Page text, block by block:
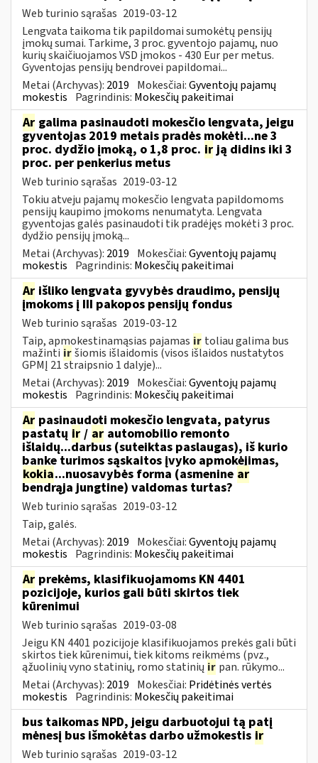
Web turinio sąrašas 2019-03-12
Lengvata taikoma tik papildomai sumokėtų pensijų
įmokų sumai. Tarkime, 3 proc. gyventojo pajamų, nuo
kurių skaičiuojamos VSD įmokos - 430 Eur per metus.
Gyventojas pensijų bendrovei papildomai...
Metai (Archyvas): 2019 Mokesčiai:Gyventojų pajamų
mokestis Pagrindinis: Mokesčių pakeitimai
Ar galima pasinaudoti mokesčio lengvata, jeigu
gyventojas 2019 metais pradės mokėti...ne 3
proc. dydžio įmoką, o 1,8 proc. irją didins iki 3
proc. per penkerius metus
Web turinio sąrašas 2019-03-12
Tokiu atveju pajamų mokesčio lengvata papildomoms
pensijų kaupimo įmokoms nenumatyta. Lengvata
gyventojas galės pasinaudoti tik pradėjęs mokėti 3 proc.
dydžio pensijų įmoką...
Metai (Archyvas): 2019 Mokesčiai:Gyventojų pajamų
mokestis Pagrindinis: Mokesčių pakeitimai
Ar išliko lengvata gyvybės draudimo, pensijų
įmokoms į III pakopos pensijų fondus
Web turinio sąrašas 2019-03-12
Taip, apmokestinamąsias pajamas ir toliau galima bus
mažinti iršiomis išlaidomis (visos išlaidos nustatytos
GPMĮ 21 straipsnio 1 dalyje)...
Metai (Archyvas): 2019 Mokesčiai:Gyventojų pajamų
mokestis Pagrindinis: Mokesčių pakeitimai
Ar pasinaudoti mokesčio lengvata, patyrus
pastatų ir / ar automobilio remonto
išlaidų...darbus (suteiktas paslaugas), iš kurio
banke turimos sąskaitos įvyko apmokėjimas,
kokia...nuosavybės forma (asmenine ar
bendrąja jungtine) valdomas turtas?
Web turinio sąrašas 2019-03-12
Taip, galės.
Metai (Archyvas): 2019 Mokesčiai:Gyventojų pajamų
mokestis Pagrindinis: Mokesčių pakeitimai
Ar prekėms, klasifikuojamoms KN 4401
pozicijoje, kurios gali būti skirtos tiek
kūrenimui
Web turinio sąrašas 2019-03-08
Jeigu KN 4401 pozicijoje klasifikuojamos prekės gali būti
skirtos tiek kūrenimui, tiek kitoms reikmėms (pvz.,
ąžuolinių vyno statinių, romo statinių ir pan. rūkymo...
Metai (Archyvas): 2019 Mokesčiai: Pridėtinės vertės
mokestis Pagrindinis: Mokesčių pakeitimai
bus taikomas NPD, jeigu darbuotojui tą patį
mėnesį bus išmokėtas darbo užmokestis ir
Web turinio sąrašas 2019-03-12